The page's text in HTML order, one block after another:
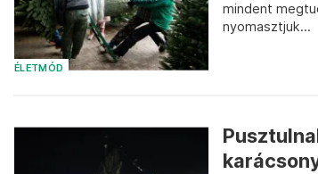
ÉLETMÓD
mindent
nyomasztjuk...